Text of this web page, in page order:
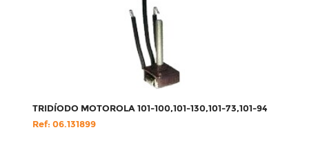
TRIDÍODO MOTOROLA 101-100,101-130,101-73,101-94
Ref: 06.131899